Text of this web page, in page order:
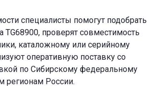
специалисты помогут подобрать
TG68900, проверят совместимость
каталожному или серийному
оперативную поставку со
по Сибирскому федеральному
регионам России.